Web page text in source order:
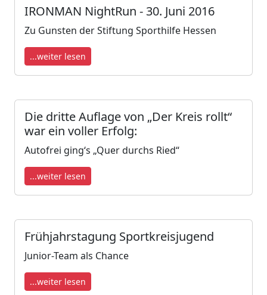
IRONMAN NightRun - 30. Juni 2016
Zu Gunsten der Stiftung Sporthilfe Hessen
...weiter lesen
Die dritte Auflage von „Der Kreis rollt“
war ein voller Erfolg:
Autofrei ging‘s „Quer durchs Ried“
...weiter lesen
Frühjahrstagung Sportkreisjugend
Junior-Team als Chance
...weiter lesen